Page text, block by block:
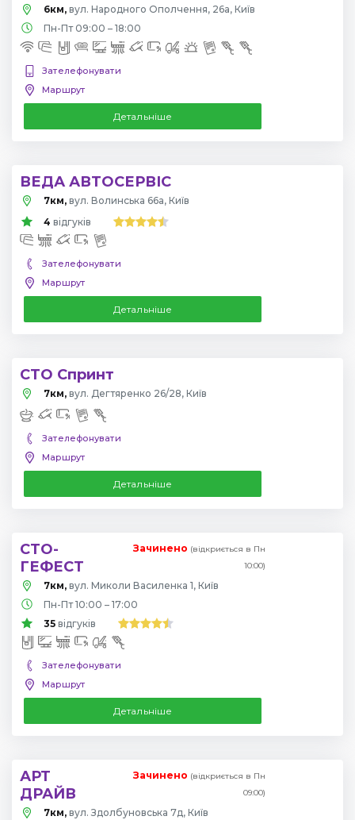
6км, вул. Народного Ополчення, 26а, Київ
Пн-Пт 09:00 – 18:00
Зателефонувати
Маршрут
Детальніше
ВЕДА АВТОСЕРВІС
7км, вул. Волинська 66а, Київ
4 відгуків
Зателефонувати
Маршрут
Детальніше
СТО Спринт
7км, вул. Дегтяренко 26/28, Київ
Зателефонувати
Маршрут
Детальніше
СТО-
ГЕФЕСТ
Зачинено (відкриється в Пн
10:00)
7км, вул. Миколи Василенка 1, Київ
Пн-Пт 10:00 – 17:00
35 відгуків
Зателефонувати
Маршрут
Детальніше
АРТ
ДРАЙВ
Зачинено (відкриється в Пн
09:00)
7км, вул. Здолбуновська 7д, Київ